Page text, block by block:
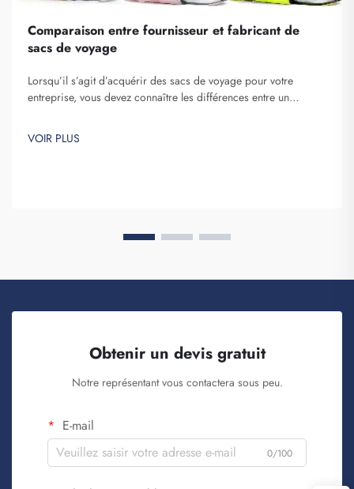
Comparaison entre fournisseur et fabricant de
sacs de voyage
Lorsqu’il s’agit d’acquérir des sacs de voyage pour votre
entreprise, vous devez connaître les différences entre un
entreprises qui vendent des articles, tandis que les fabricants
les produisent. Fuzhou Saipulang Trading est un bon choix pour
VOIR PLUS
Obtenir un devis gratuit
Notre représentant vous contactera sous peu.
E-mail
0/100